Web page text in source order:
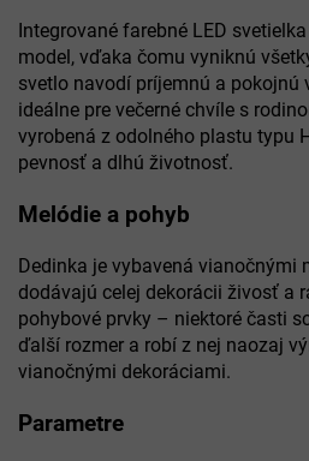
Integrované farebné LED
model, vďaka čomu vyniknú
svetlo navodí príjemnú a pokojnú
ideálne pre večerné chvíle s
vyrobená z odolného plastu typu
pevnosť a dlhú životnosť.
Melódie a pohyb
Dedinka je vybavená vianočnými
dodávajú celej dekorácii živosť a
pohybové prvky – niektoré časti
ďalší rozmer a robí z nej naozaj
vianočnými dekoráciami.
Parametre